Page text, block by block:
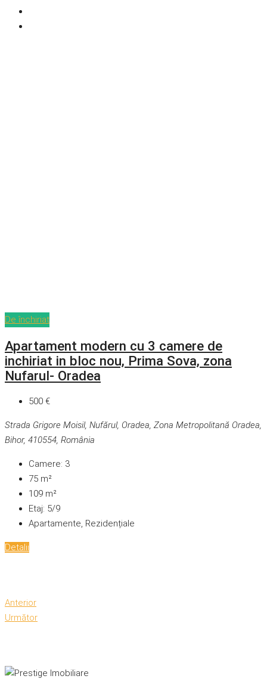
De închiriat
Apartament modern cu 3 camere de
inchiriat in bloc nou, Prima Sova, zona
Nufarul- Oradea
500 €
Strada Grigore Moisil, Nufărul, Oradea, Zona Metropolitană Oradea,
Bihor, 410554, România
Camere: 3
75 m²
109 m²
Etaj: 5/9
Apartamente, Rezidențiale
Detalii
Anterior
Următor